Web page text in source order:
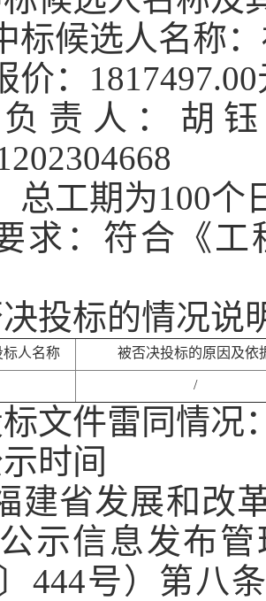
标候选人名称
价：
责人：胡
总工期为100个
求： 符合《工
投标的情况说
标人名称 被否决投标的原因及依
/
文件雷同情况
时间
建省发展和改
示信息发布
444号）第八